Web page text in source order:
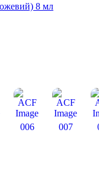
8 мл
006 007